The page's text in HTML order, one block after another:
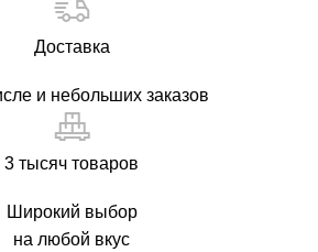
Доставка
и небольших заказов
3 тысяч товаров
Широкий выбор
на любой вкус